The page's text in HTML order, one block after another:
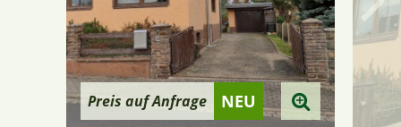
Preis auf Anfrage NEU